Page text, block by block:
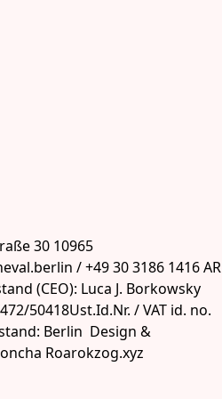
30 10965
/ +49 30 3186 1416 AR
(CEO): Luca J. Borkowsky
50418Ust.Id.Nr. / VAT id. no.
Berlin Design &
Roarokzog.xyz